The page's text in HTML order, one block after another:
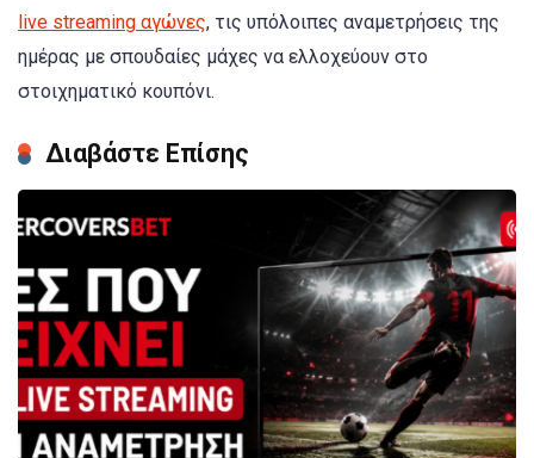
live streaming αγώνες, τις υπόλοιπες αναμετρήσεις της
ημέρας με σπουδαίες μάχες να ελλοχεύουν στο
στοιχηματικό κουπόνι.
Διαβάστε Επίσης